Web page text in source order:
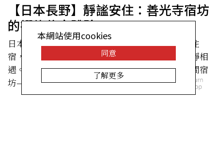
【日本長野】靜謐安住：善光寺宿坊
的禪修住宿體驗
日本各地有些寺院，會向朝聖者及一般旅客開放住
宿，讓人在這裡放慢腳步，與日本的精神遺產靜靜相
遇。這次要跟大家介紹的是長野市善光寺境內一間宿
坊——蓮華院——的住宿體驗。
本網站使用cookies
同意
了解更多